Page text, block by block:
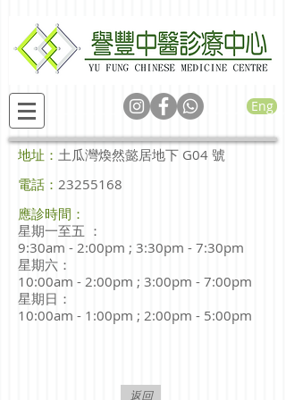
Eng
地址： 土瓜灣煥然懿居地下 G04 號
電話： 23255168
應診時間：
星期一至五 ：
9:30am - 2:00pm ; 3:30pm - 7:30pm
星期六 ：
10:00am - 2:00pm ; 3:00pm - 7:00pm
星期日 ：
10:00am - 1:00pm ; 2:00pm - 5:00pm
返回